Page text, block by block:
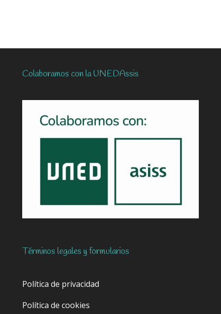
Colaboramos con la UNEDAssis
Términos legales y formularios
Política de privacidad
Política de cookies